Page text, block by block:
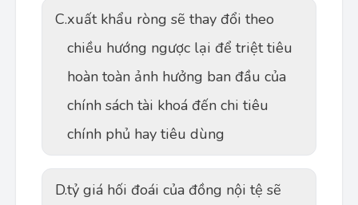
C.xuất khẩu ròng sẽ thay đổi theo
chiều hướng ngược lại để triệt tiêu
hoàn toàn ảnh hưởng ban đầu của
chính sách tài khoá đến chi tiêu
chính phủ hay tiêu dùng
D.tỷ giá hối đoái của đồng nội tệ sẽ